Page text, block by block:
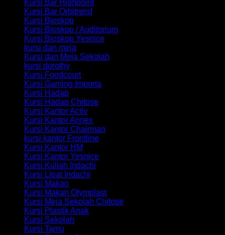
Kursi Bar Highpoint
Kursi Bar Orbitrend
Kursi Bioskop
Kursi Bioskop / Auditorium
Kursi Bioskop Yesnice
kursi dan meja
Kursi dan Meja Sekolah
kursi dorothy
Kursi Foodcourt
Kursi Gaming Importa
Kursi Hadap
Kursi Hadap Chitose
Kursi Kantor Activ
Kursi Kantor Annex
Kursi Kantor Chairman
kursi kantor Frontline
Kursi Kantor HM
Kursi Kantor Yesnice
Kursi Kuliah Indachi
Kursi Lipat Indachi
Kursi Makan
Kursi Makan Olymplast
Kursi Meja Sekolah Chitose
Kursi Plastik Anak
Kursi Sekolah
Kursi Tamu